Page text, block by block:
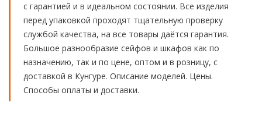
с гарантией и в идеальном состоянии. Все изделия
перед упаковкой проходят тщательную проверку
службой качества, на все товары даётся гарантия.
Большое разнообразие сейфов и шкафов как по
назначению, так и по цене, оптом и в розницу, с
доставкой в Кунгуре. Описание моделей. Цены.
Способы оплаты и доставки.